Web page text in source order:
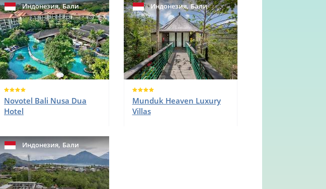
Индонезия,Бали
Novotel Bali Nusa Dua
Hotel
Индонезия,Бали
Munduk Heaven Luxury
Villas
Индонезия,Бали